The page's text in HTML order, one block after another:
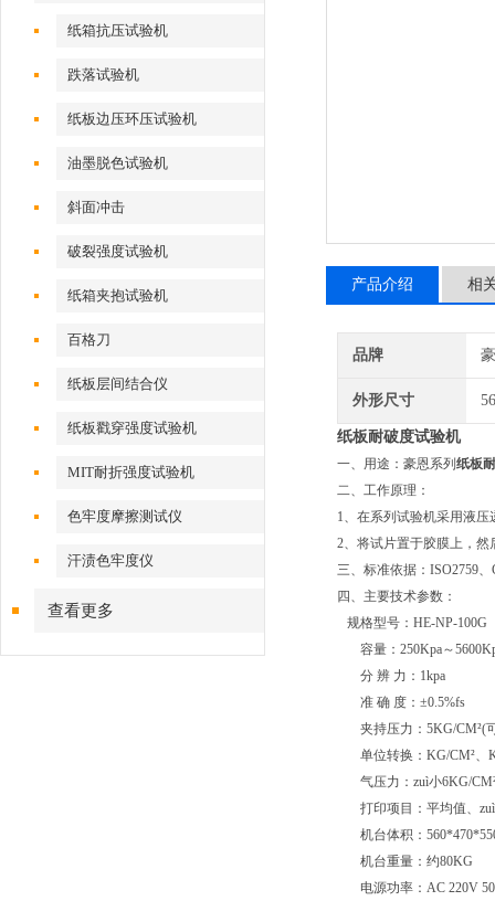
纸箱抗压试验机
跌落试验机
纸板边压环压试验机
油墨脱色试验机
斜面冲击
破裂强度试验机
纸箱夹抱试验机
百格刀
纸板层间结合仪
纸板戳穿强度试验机
MIT耐折强度试验机
色牢度摩擦测试仪
汗渍色牢度仪
查看更多
产品介绍 相
品牌
外形尺寸
纸板耐破度试验机
一、用途：豪恩系列 纸板
二、工作原理：
1、在系列试验机采用液
2、将试片置于胶膜上，
三、标准依据：ISO2759
四、主要技术参数：
规格型号：HE-NP-100G
容量：250Kpa～
分 辨 力：1kpa
准 确 度：±0.5%fs
夹持压力：5KG/CM²(
单位转换：KG/CM²、
气压力：zuì小6KG/
打印项目：平均值、
机台体积：
机台重量：约80KG
电源功率：AC 220V